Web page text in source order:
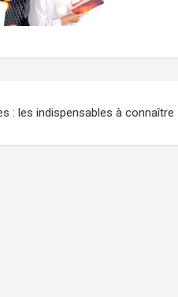
: les indispensables à connaître